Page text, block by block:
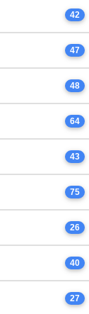
42
47
48
64
43
75
26
40
27